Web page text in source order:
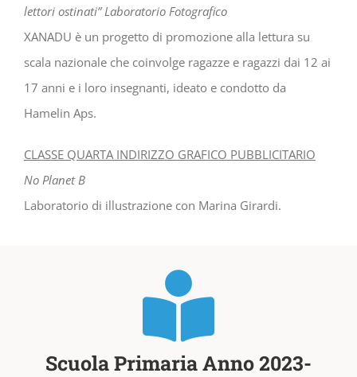
lettori ostinati” Laboratorio Fotografico
XANADU è un progetto di promozione alla lettura su
scala nazionale che coinvolge ragazze e ragazzi dai 12 ai
17 anni e i loro insegnanti, ideato e condotto da
Hamelin Aps.
CLASSE QUARTA INDIRIZZO GRAFICO PUBBLICITARIO
No Planet B
Laboratorio di illustrazione con Marina Girardi.
Scuola Primaria Anno 2023-